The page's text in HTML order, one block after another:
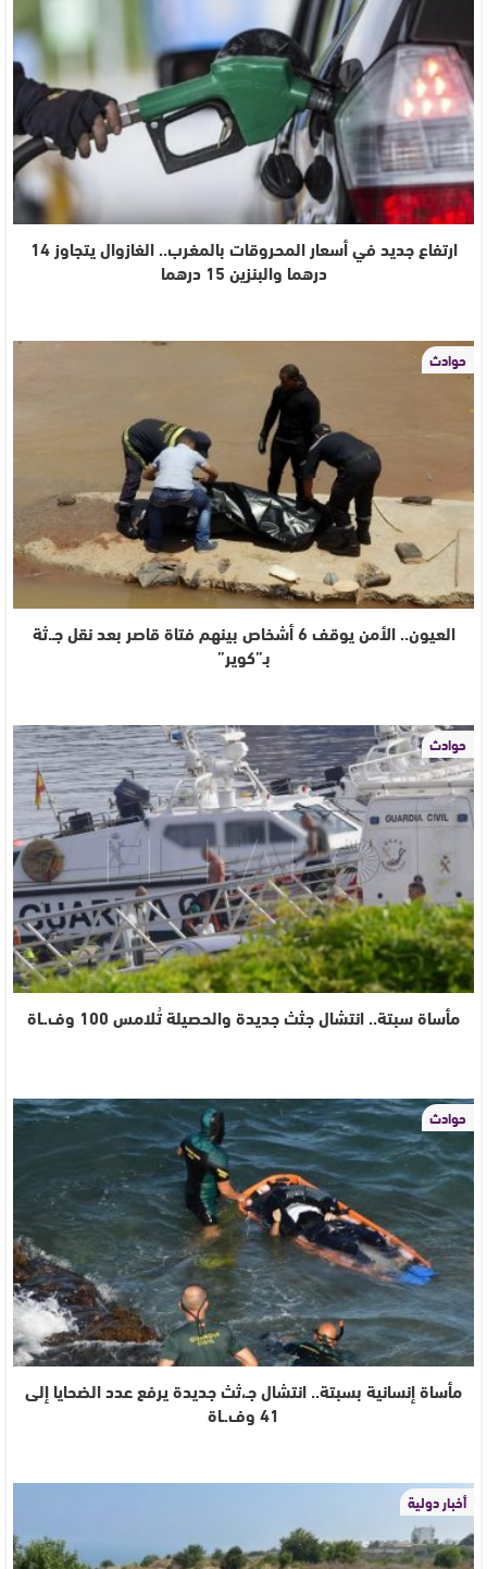
ارتفاع جديد في أسعار المحروقات بالمغرب.. الغازوال يتجاوز 14
درهما والبنزين 15 درهما
حوادث
العيون.. الأمن يوقف 6 أشخاص بينهم فتاة قاصر بعد نقل جـ.ثة
بـ”كوير”
حوادث
مأساة سبتة.. انتشال جثث جديدة والحصيلة تُلامس 100 وف.ـاة
حوادث
مأساة إنسانية بسبتة.. انتشال جـ،ثث جديدة يرفع عدد الضحايا إلى
41 وف.ـاة
أخبار دولية